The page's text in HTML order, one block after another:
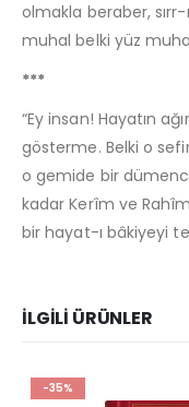
olmakla beraber,
muhal belki yüz
***
“Ey insan! Hayatın
gösterme. Belki o
o gemide bir
kadar Kerîm ve
bir hayat-ı bâkiyeyi
İLGILI ÜRÜNLER
-35%